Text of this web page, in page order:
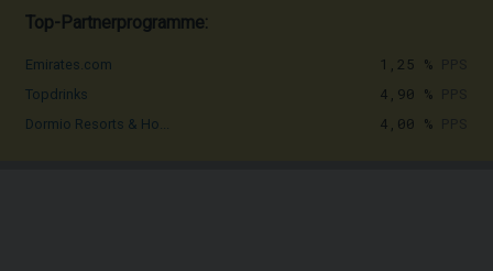
Top-Partnerprogramme:
Emirates.com 1,25 %
Topdrinks 4,90 %
Dormio Resorts & Ho... 4,00 %